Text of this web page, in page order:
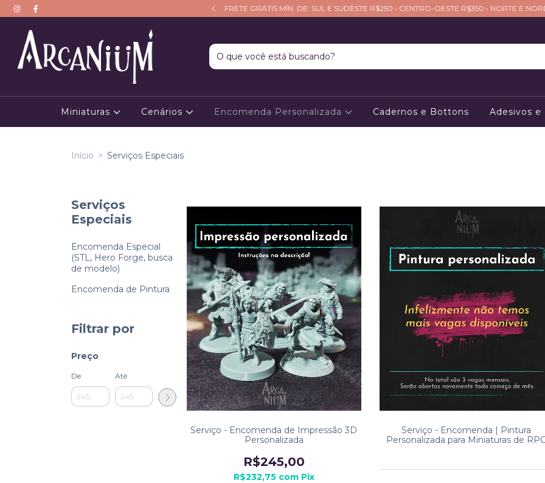
PRIMEIRAAVENTURA10 FRETE GRÁTIS MÍN. DE: SUL E SUDESTE R$250 • CENTRO-OESTE R$350 • NORTE E
Miniaturas Cenários Encomenda Personalizada Cadernos e Bottons Adesivos e
Início > Serviços Especiais
Serviços
Especiais
Encomenda Especial
(STL, Hero Forge, busca
de modelo)
Encomenda de Pintura
Filtrar por
Preço
De Até
Serviço - Encomenda de Impressão 3D
Personalizada
R$245,00
R$232,75 com Pix
Serviço - Encomenda | Pintura
Personalizada para Miniaturas de